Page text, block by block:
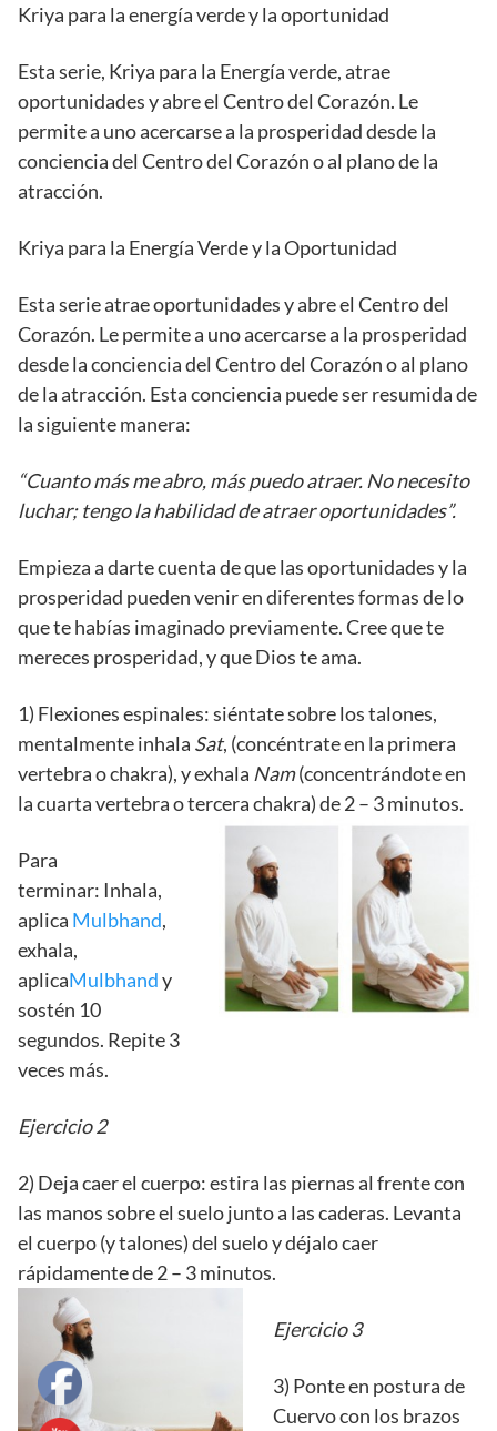
Kriya para la energía verde y la oportunidad
Esta serie, Kriya para la Energía verde, atrae
oportunidades y abre el Centro del Corazón. Le
permite a uno acercarse a la prosperidad desde la
conciencia del Centro del Corazón o al plano de la
atracción.
Kriya para la Energía Verde y la Oportunidad
Esta serie atrae oportunidades y abre el Centro del
Corazón. Le permite a uno acercarse a la prosperidad
desde la conciencia del Centro del Corazón o al plano
de la atracción. Esta conciencia puede ser resumida de
la siguiente manera:
“Cuanto más me abro, más puedo atraer. No necesito
luchar; tengo la habilidad de atraer oportunidades”.
Empieza a darte cuenta de que las oportunidades y la
prosperidad pueden venir en diferentes formas de lo
que te habías imaginado previamente. Cree que te
mereces prosperidad, y que Dios te ama.
1) Flexiones espinales: siéntate sobre los talones,
mentalmente inhala Sat, (concéntrate en la primera
vertebra o chakra), y exhala Nam(concentrándote en
la cuarta vertebra o tercera chakra) de 2 – 3 minutos.
Para
terminar: Inhala,
aplica Mulbhand,
exhala,
aplicaMulbhandy
sostén 10
segundos. Repite 3
veces más.
Ejercicio 2
2) Deja caer el cuerpo: estira las piernas al frente con
las manos sobre el suelo junto a las caderas. Levanta
el cuerpo (y talones) del suelo y déjalo caer
rápidamente de 2 – 3 minutos.
Ejercicio 3
3) Ponte en postura de
Cuervo con los brazos